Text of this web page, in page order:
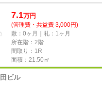
7.1万円
(管理費・共益費 3,000円)
敷：0ヶ月｜礼：1ヶ月
所在階：2階
間取り：1R
面積：21.50㎡
ビル